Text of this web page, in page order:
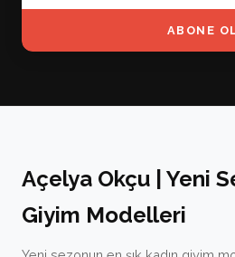
ABONE
Açelya Okçu | Yeni
Giyim Modelleri